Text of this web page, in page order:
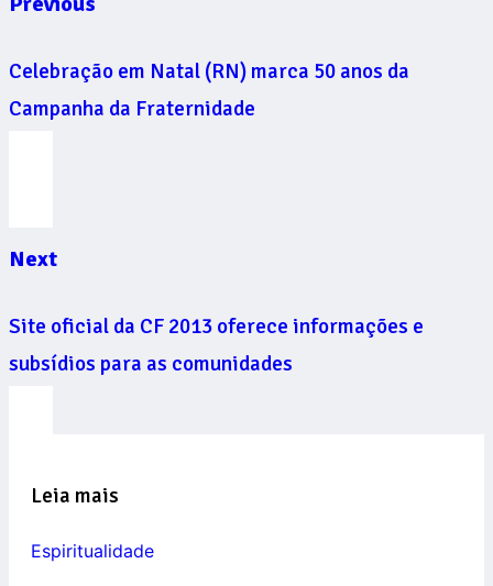
Celebração em Natal (RN) marca 50 anos da
Campanha da Fraternidade
Next
Site oficial da CF 2013 oferece informações e
subsídios para as comunidades
Leia mais
Espiritualidade